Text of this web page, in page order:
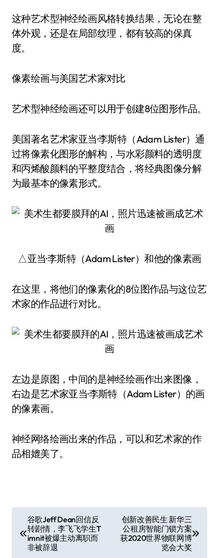
这种艺术型神经绘画风格转换结果，无论在整
体外观，还是在局部纹理，都有较高的保真
度。
像素绘画与美国艺术家对比
艺术型神经绘画还可以用于创建8位图形作品。
美国著名艺术家亚当·李斯特（Adam Lister）通
过将像素化图形的解构，与水彩颜料的透明度
和丙烯酸颜料的平整度结合，将经典图像分解
为最基本的像素形式。
△亚当·李斯特（Adam Lister）和他的像素画
在这里，将他们的像素化的8位图作品与这位艺
术家的作品进行对比。
左边是原图，中间的是神经绘画作出来图像，
右边是艺术家亚当·李斯特（Adam Lister）的画
的像素画。
神经网络绘画出来的作品，可以和艺术家的作
品相媲美了。
章
谷歌Jeff Dean回信反
转剧情，李飞飞学生T
imnit被爆主动离职而
非被辞退
创新改善民生 新华三
公租房智能门锁方案
获2020世界物联网博
览会大奖